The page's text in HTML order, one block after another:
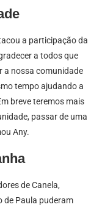
a participação da
a todos que
a nossa comunidade
tempo ajudando a
breve teremos mais
passar de uma
Any.
de Canela,
de Paula puderam